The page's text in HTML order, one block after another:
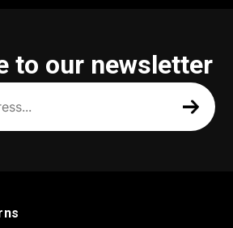
to our newsletter